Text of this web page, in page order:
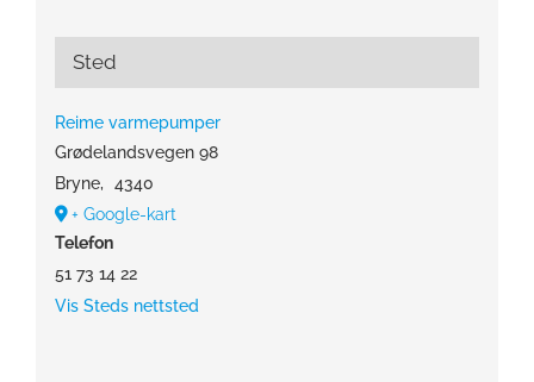
Sted
Reime varmepumper
Grødelandsvegen 98
Bryne,
4340
+ Google-kart
Telefon
51 73 14 22
Vis Steds nettsted